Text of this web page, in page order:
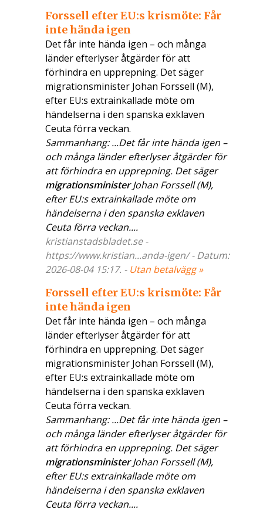
Forssell efter EU:s krismöte: Får
inte hända igen
Det får inte hända igen – och många
länder efterlyser åtgärder för att
förhindra en upprepning. Det säger
migrationsminister Johan Forssell (M),
efter EU:s extrainkallade möte om
händelserna i den spanska exklaven
Ceuta förra veckan.
Sammanhang: ...Det får inte hända igen –
och många länder efterlyser åtgärder för
att förhindra en upprepning. Det säger
migrationsministerJohan Forssell (M),
efter EU:s extrainkallade möte om
händelserna i den spanska exklaven
Ceuta förra veckan....
kristianstadsbladet.se -
https://www.kristian...anda-igen/ - Datum:
2026-08-04 15:17. - Utan betalvägg »
Forssell efter EU:s krismöte: Får
inte hända igen
Det får inte hända igen – och många
länder efterlyser åtgärder för att
förhindra en upprepning. Det säger
migrationsminister Johan Forssell (M),
efter EU:s extrainkallade möte om
händelserna i den spanska exklaven
Ceuta förra veckan.
Sammanhang: ...Det får inte hända igen –
och många länder efterlyser åtgärder för
att förhindra en upprepning. Det säger
migrationsministerJohan Forssell (M),
efter EU:s extrainkallade möte om
händelserna i den spanska exklaven
Ceuta förra veckan....